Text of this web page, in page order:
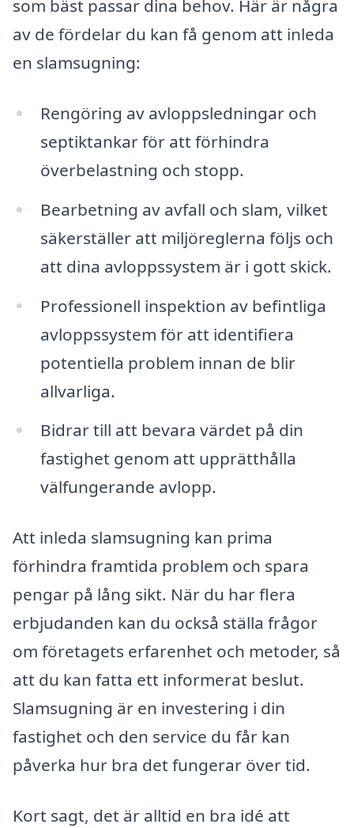
som bäst passar dina behov. Här är några
av de fördelar du kan få genom att inleda
en slamsugning:
Rengöring av avloppsledningar och
septiktankar för att förhindra
överbelastning och stopp.
Bearbetning av avfall och slam, vilket
säkerställer att miljöreglerna följs och
att dina avloppssystem är i gott skick.
Professionell inspektion av befintliga
avloppssystem för att identifiera
potentiella problem innan de blir
allvarliga.
Bidrar till att bevara värdet på din
fastighet genom att upprätthålla
välfungerande avlopp.
Att inleda slamsugning kan prima
förhindra framtida problem och spara
pengar på lång sikt. När du har flera
erbjudanden kan du också ställa frågor
om företagets erfarenhet och metoder, så
att du kan fatta ett informerat beslut.
Slamsugning är en investering i din
fastighet och den service du får kan
påverka hur bra det fungerar över tid.
Kort sagt, det är alltid en bra idé att